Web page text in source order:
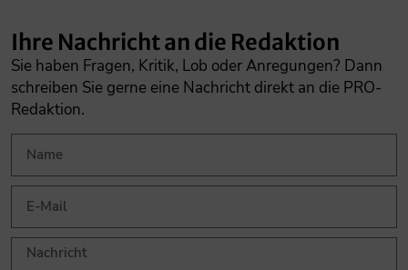
Ihre Nachricht an die Redaktion
Sie haben Fragen, Kritik, Lob oder Anregungen? Dann
schreiben Sie gerne eine Nachricht direkt an die PRO-
Redaktion.